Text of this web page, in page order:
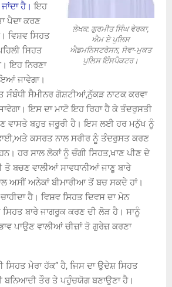
ਲੇਖਕ: ਗੁਰਮੀਤ ਸਿੰਘ ਵੇਰਕਾ,
ਐਮ ਏ ਪੁਲਿਸ
ਐਡਮਨਿਸਟਰੇਸਨ, ਸੇਵਾ-ਮੁਕਤ
ਪੁਲਿਸ ਇੰਸਪੈਕਟਰ।
ਹੈ। ਇਹ
ਪੈਦਾ ਕਰਣ
ਵਿਸ਼ਵ ਸਿਹਤ
ਸਿਹਤ
ਇਹ ਨਿਰਣਾ
ਜਾਵੇਗਾ।
ਸੰਬੰਧੀ ਸੈਮੀਨਰ ਗੋਸ਼ਟੀਆਂ,ਨੁੱਕੜ ਨਾਟਕ ਕਰਵਾ
ਇਸ ਦਾ ਮਾਟੋ ਇਹ ਰਿਹਾ ਹੈ ਕੇ ਤੰਦਰੁਸਤੀ
ਵਾਸਤੇ ਬਹੁਤ ਜਰੂਰੀ ਹੈ। ਇਸ ਲਈ ਹਰ ਮਨੁੱਖ ਨੂੰ
ਕਸਰਤ ਨਾਲ ਸਰੀਰ ਨੂੰ ਤੰਦਰੁਸਤ ਕਰਣ
ਹਰ ਸਾਲ ਲੋਕਾਂ ਨੂੰ ਚੰਗੀ ਸਿਹਤ,ਖਾਣ ਪੀਣ ਦੇ
ਬਚਣ ਵਾਲੀਆਂ ਸਾਵਧਾਨੀਆਂ ਜਾਣੂ ਬਾਰੇ
ਅਸੀਂ ਅਨੇਕਾਂ ਬੀਮਾਰੀਆ ਤੋਂ ਬਚ ਸਕਦੇ ਹਾਂ।
ਹੈ। ਵਿਸ਼ਵ ਸਿਹਤ ਦਿਵਸ ਦਾ ਮੇਨ
ਬਾਰੇ ਜਾਗਰੂਕ ਕਰਣ ਦੀ ਲੋੜ ਹੈ। ਸਾਨੂੰ
ਪਾਉਣ ਵਾਲੀਆਂ ਚੀਜ਼ਾਂ ਤੋ ਗੁਰੇਜ਼ ਕਰਣਾ
ਸਿਹਤ ਮੇਰਾ ਹੱਕ” ਹੈ, ਜਿਸ ਦਾ ਉਦੇਸ਼ ਸਿਹਤ
ਬਨਿਆਦੀ ਤੌਰ ਤੇ ਪਹੁੰਚਯੋਗ ਬਣਾਉਣਾ ਹੈ।